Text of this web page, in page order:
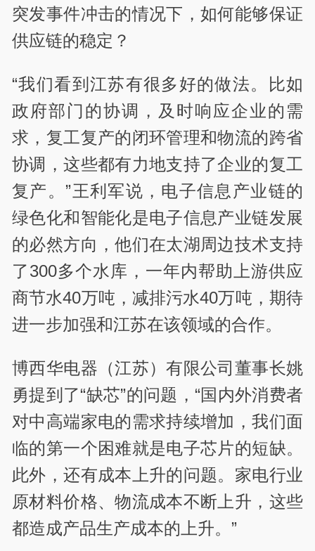
突发事件冲击的情况下，如何能够保证
供应链的稳定？
“我们看到江苏有很多好的做法。比如
政府部门的协调，及时响应企业的需
求，复工复产的闭环管理和物流的跨省
协调，这些都有力地支持了企业的复工
复产。”王利军说，电子信息产业链的
绿色化和智能化是电子信息产业链发展
的必然方向，他们在太湖周边技术支持
了300多个水库，一年内帮助上游供应
商节水40万吨，减排污水40万吨，期待
进一步加强和江苏在该领域的合作。
博西华电器（江苏）有限公司董事长姚
勇提到了“缺芯”的问题，“国内外消费者
对中高端家电的需求持续增加，我们面
临的第一个困难就是电子芯片的短缺。
此外，还有成本上升的问题。家电行业
原材料价格、物流成本不断上升，这些
都造成产品生产成本的上升。”